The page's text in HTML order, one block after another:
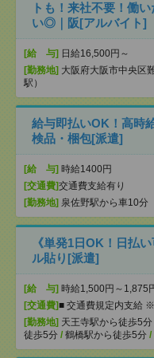
トも！来社不要！働
い◎｜阪[アルバイト]
[給 与] 日給16,500円～
[勤務地] 大阪府大阪市中央区
駅）
給与即払いOK！高時
検品・梱包[派遣]
[給 与] 時給1400円
[交通費]交通費支給有り
[勤務地] 泉佐野駅から車10分
《単発1日OK！日払
ル貼り[派遣]
[給 与] 時給1,500円～1,875
[交通費]■ 交通費規定内支給
[勤務地] 天王寺駅から徒歩5分
徒歩5分 / 鶴橋駅から徒歩5分 /